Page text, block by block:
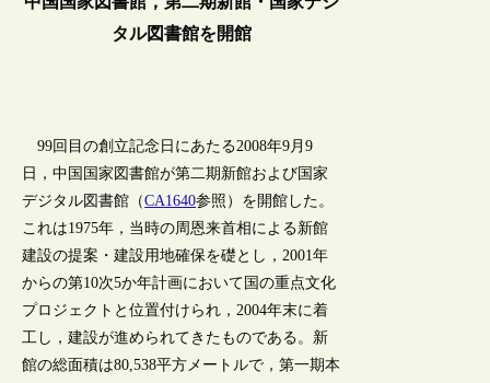
タル図書館を開館
99回目の創立記念日にあたる2008年9月9
日，中国国家図書館が第二期新館および国家
デジタル図書館（CA1640参照）を開館した。
これは1975年，当時の周恩来首相による新館
建設の提案・建設用地確保を礎とし，2001年
からの第10次5か年計画において国の重点文化
プロジェクトと位置付けられ，2004年末に着
工し，建設が進められてきたものである。新
館の総面積は80,538平方メートルで，第一期本